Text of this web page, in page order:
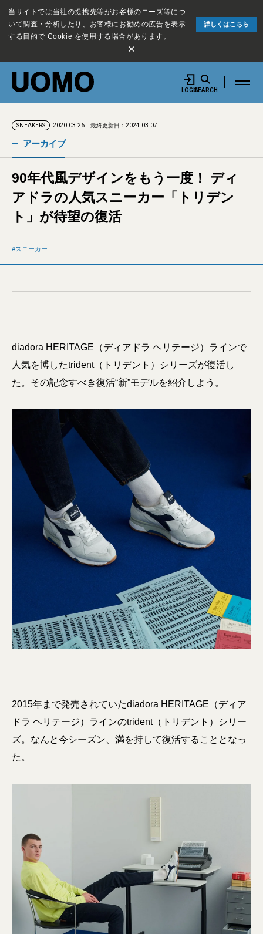
当サイトでは当社の提携先等がお客様のニーズ等につ
いて調査・分析したり、お客様にお勧めの広告を表示
する目的で Cookie を使用する場合があります。
詳しくはこちら
×
LOGINSEARCH
SNEAKERS 2020.03.26 最終更新日：2024.03.07
アーカイブ
90年代風デザインをもう一度！ ディ
アドラの人気スニーカー「トリデン
ト」が待望の復活
スニーカー
diadora HERITAGE（ディアドラ ヘリテージ）ラインで
人気を博したtrident（トリデント）シリーズが復活し
た。その記念すべき復活“新”モデルを紹介しよう。
2015年まで発売されていたdiadora HERITAGE（ディア
ドラ ヘリテージ）ラインのtrident（トリデント）シリー
ズ。なんと今シーズン、満を持して復活することとなっ
た。